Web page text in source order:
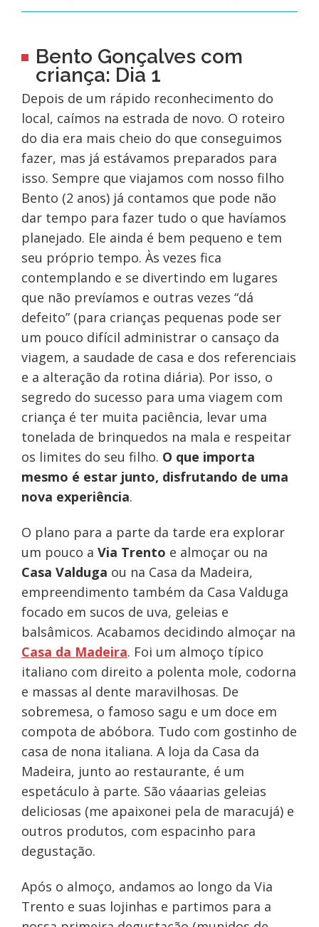
Bento Gonçalves com
criança: Dia 1
Depois de um rápido reconhecimento do
local, caímos na estrada de novo. O roteiro
do dia era mais cheio do que conseguimos
fazer, mas já estávamos preparados para
isso. Sempre que viajamos com nosso filho
Bento (2 anos) já contamos que pode não
dar tempo para fazer tudo o que havíamos
planejado. Ele ainda é bem pequeno e tem
seu próprio tempo. Às vezes fica
contemplando e se divertindo em lugares
que não prevíamos e outras vezes “dá
defeito” (para crianças pequenas pode ser
um pouco difícil administrar o cansaço da
viagem, a saudade de casa e dos referenciais
e a alteração da rotina diária). Por isso, o
segredo do sucesso para uma viagem com
criança é ter muita paciência, levar uma
tonelada de brinquedos na mala e respeitar
os limites do seu filho. O que importa
mesmo é estar junto, disfrutando de uma
nova experiência.
O plano para a parte da tarde era explorar
um pouco a Via Trento e almoçar ou na
Casa Valduga ou na Casa da Madeira,
empreendimento também da Casa Valduga
focado em sucos de uva, geleias e
balsâmicos. Acabamos decidindo almoçar na
Casa da Madeira. Foi um almoço típico
italiano com direito a polenta mole, codorna
e massas al dente maravilhosas. De
sobremesa, o famoso sagu e um doce em
compota de abóbora. Tudo com gostinho de
casa de nona italiana. A loja da Casa da
Madeira, junto ao restaurante, é um
espetáculo à parte. São váaarias geleias
deliciosas (me apaixonei pela de maracujá) e
outros produtos, com espacinho para
degustação.
Após o almoço, andamos ao longo da Via
Trento e suas lojinhas e partimos para a